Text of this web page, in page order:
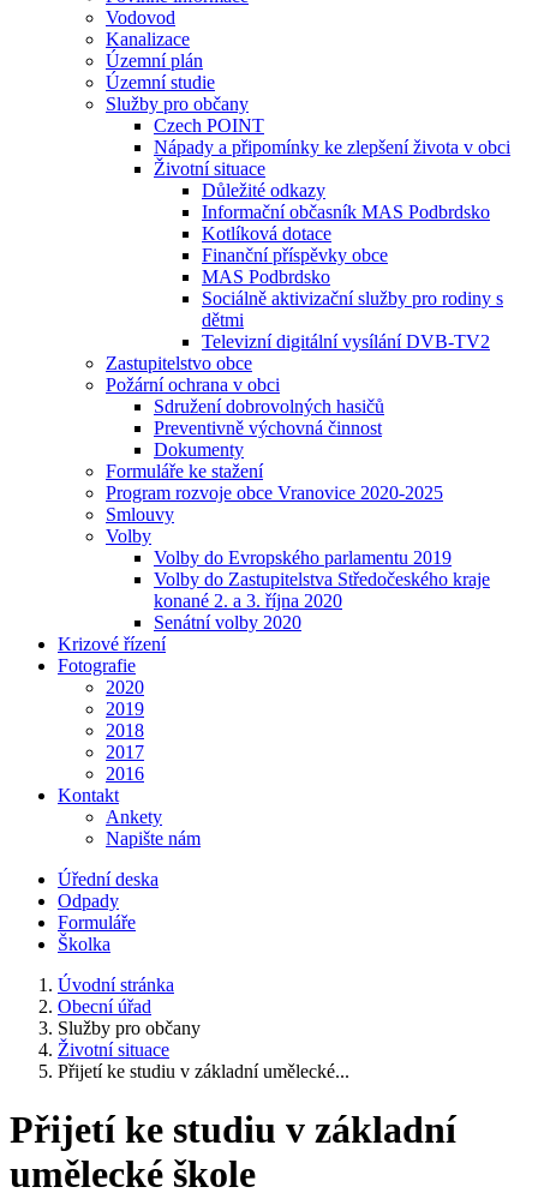
Vodovod
Kanalizace
Územní plán
Územní studie
Služby pro občany
Czech POINT
Nápady a připomínky ke zlepšení života v obci
Životní situace
Důležité odkazy
Informační občasník MAS Podbrdsko
Kotlíková dotace
Finanční příspěvky obce
MAS Podbrdsko
Sociálně aktivizační služby pro rodiny s
dětmi
Televizní digitální vysílání DVB-TV2
Zastupitelstvo obce
Požární ochrana v obci
Sdružení dobrovolných hasičů
Preventivně výchovná činnost
Dokumenty
Formuláře ke stažení
Program rozvoje obce Vranovice 2020-2025
Smlouvy
Volby
Volby do Evropského parlamentu 2019
Volby do Zastupitelstva Středočeského kraje
konané 2. a 3. října 2020
Senátní volby 2020
Krizové řízení
Fotografie
2020
2019
2018
2017
2016
Kontakt
Ankety
Napište nám
Úřední deska
Odpady
Formuláře
Školka
Úvodní stránka
Obecní úřad
Služby pro občany
Životní situace
Přijetí ke studiu v základní umělecké...
Přijetí ke studiu v základní
umělecké škole